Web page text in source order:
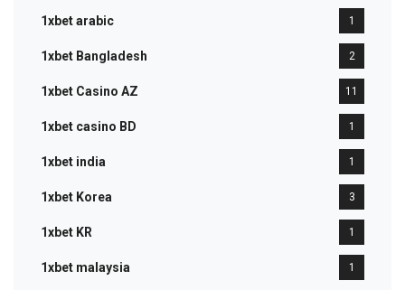
1xbet arabic 1
1xbet Bangladesh 2
1xbet Casino AZ 11
1xbet casino BD 1
1xbet india 1
1xbet Korea 3
1xbet KR 1
1xbet malaysia 1